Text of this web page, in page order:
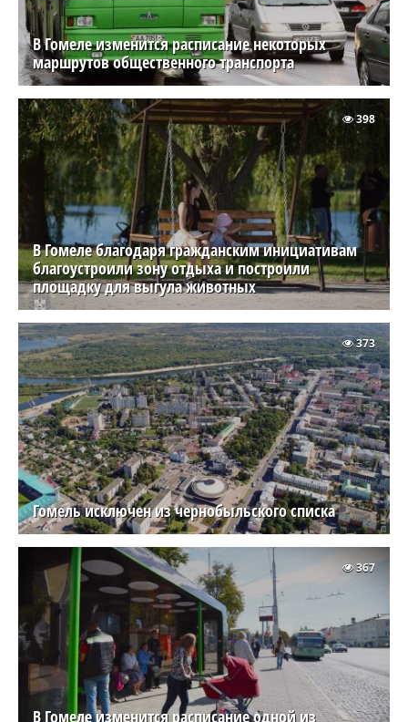
В Гомеле изменится расписание некоторых
маршрутов общественного транспорта
В Гомеле благодаря гражданским инициативам
благоустроили зону отдыха и построили
площадку для выгула животных
398
Гомель исключен из чернобыльского списка
373
В Гомеле изменится расписание одной из
367